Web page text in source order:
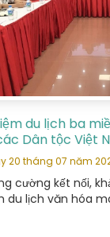
du lịch ba
Dân tộc Việt
phẩm du lịch
20 tháng 07 năm
cường kết nối,
du lịch văn hóa